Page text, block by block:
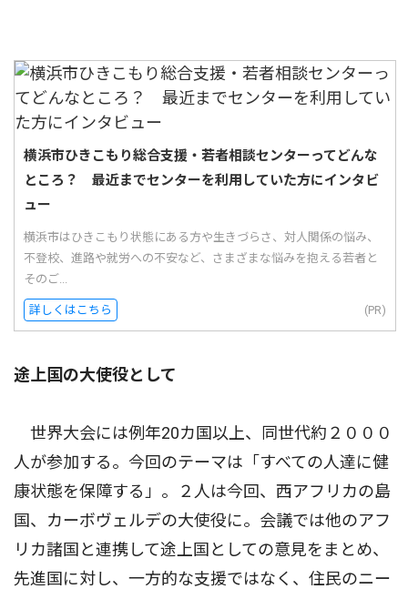
横浜市ひきこもり総合支援・若者相談センターってどんな
ところ？ 最近までセンターを利用していた方にインタビ
ュー
横浜市はひきこもり状態にある方や生きづらさ、対人関係の悩み、
不登校、進路や就労への不安など、さまざまな悩みを抱える若者と
そのご...
詳しくはこちら (PR)
途上国の大使役として
世界大会には例年20カ国以上、同世代約２０００
人が参加する。今回のテーマは「すべての人達に健
康状態を保障する」。２人は今回、西アフリカの島
国、カーボヴェルデの大使役に。会議では他のアフ
リカ諸国と連携して途上国としての意見をまとめ、
先進国に対し、一方的な支援ではなく、住民のニー